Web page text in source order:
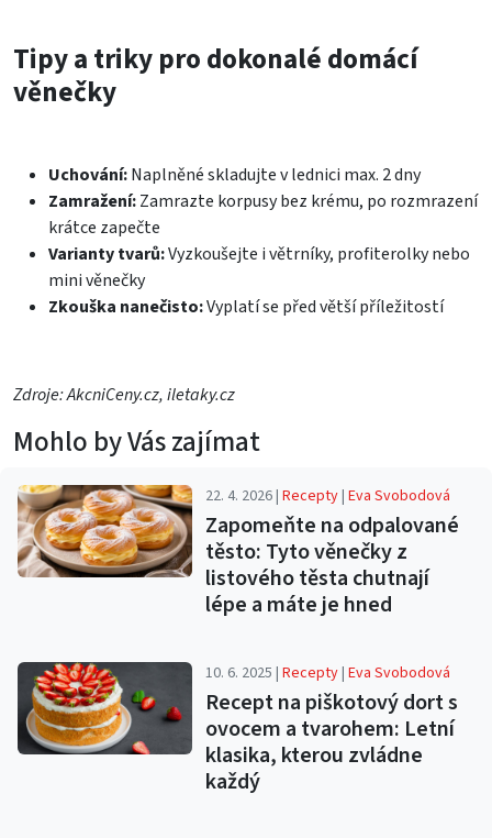
Tipy a triky pro dokonalé domácí
věnečky
Uchování:Naplněné skladujte v lednici max. 2 dny
Zamražení:Zamrazte korpusy bez krému, po rozmrazení
krátce zapečte
Varianty tvarů:Vyzkoušejte i větrníky, profiterolky nebo
mini věnečky
Zkouška nanečisto:Vyplatí se před větší příležitostí
Zdroje: AkcniCeny.cz, iletaky.cz
Mohlo by Vás zajímat
22. 4. 2026 |Recepty|Eva Svobodová
Zapomeňte na odpalované
těsto: Tyto věnečky z
listového těsta chutnají
lépe a máte je hned
10. 6. 2025 |Recepty|Eva Svobodová
Recept na piškotový dort s
ovocem a tvarohem: Letní
klasika, kterou zvládne
každý